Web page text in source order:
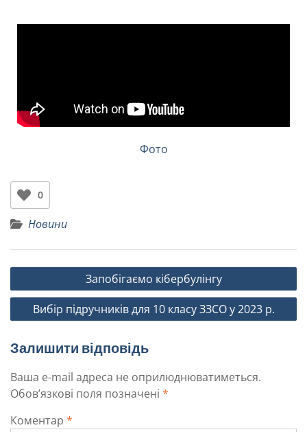
Фото
0
Новини
Запобігаємо кібербулінгу
Вибір підручників для 10 класу ЗЗСО у 2023 р.
Залишити відповідь
Ваша e-mail адреса не оприлюднюватиметься.
Обов’язкові поля позначені *
Коментар *